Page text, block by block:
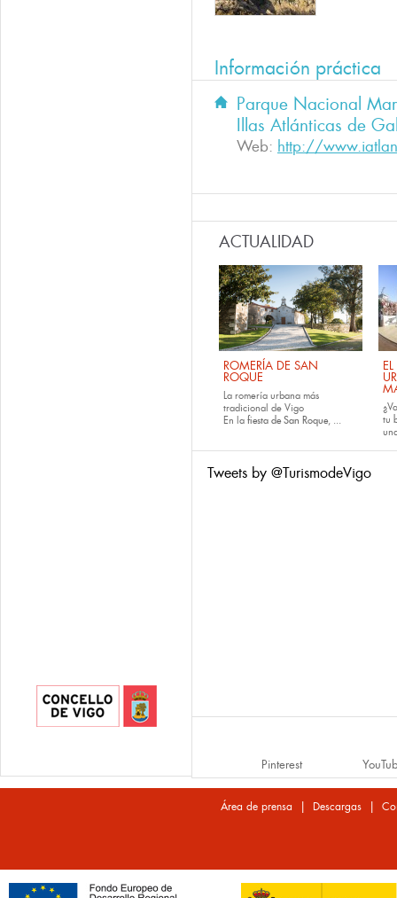
Información práctica
Parque Nacional
Illas Atlánticas de
Web: http://
ACTUALIDAD
ROMERÍA DE SAN
ROQUE
La romería urbana más
tradicional de Vigo
En la fiesta de San Roque, ...
tu
Tweets by @TurismodeVigo
Pinterest
Área de prensa | Descargas|